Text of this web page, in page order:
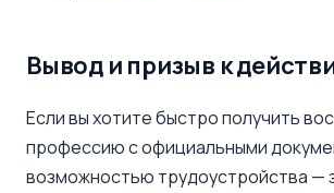
Вывод и призыв к
Если вы хотите быстро получить
профессию с официальными
возможностью трудоустройства —